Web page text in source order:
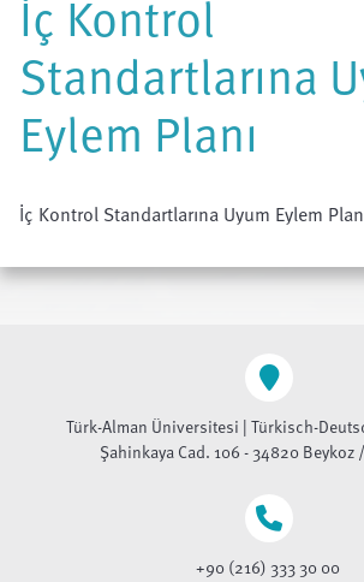
İç Kontrol
Standartlarına
Eylem Planı
İç Kontrol Standartlarına Uyum Eylem
Türk-Alman Üniversitesi | Türkisch-
Şahinkaya Cad. 106 - 34820 Beykoz
+90 (216) 333 30 00